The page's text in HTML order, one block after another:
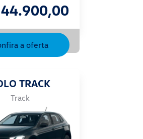
a oferta
TRACK
Track